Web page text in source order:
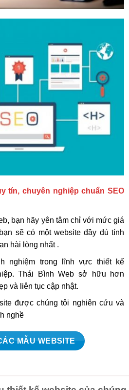
tín, chuyên nghiệp chuẩn SEO
bạn hãy yên tâm chỉ với mức giá
sẽ có một website đầy đủ tính
hài lòng nhất .
nghiệm trong lĩnh vực thiết kế
Thái Bình Web sở hữu hơn
và liên tục cập nhật.
được chúng tôi nghiên cứu và
nghề
MẪU WEBSITE